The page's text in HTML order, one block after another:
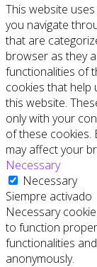
This website
you navigate
that are
browser as they
functionalities of
cookies that help
this website.
only with your
of these cookies.
may affect your
Necessary
Necessary
Siempre activado
Necessary
to function
functionalities
anonymously.